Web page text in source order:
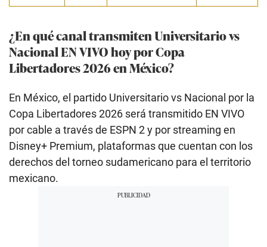
¿En qué canal transmiten Universitario vs
Nacional EN VIVO hoy por Copa
Libertadores 2026 en México?
En México, el partido Universitario vs Nacional por la
Copa Libertadores 2026 será transmitido EN VIVO
por cable a través de ESPN 2 y por streaming en
Disney+ Premium, plataformas que cuentan con los
derechos del torneo sudamericano para el territorio
mexicano.